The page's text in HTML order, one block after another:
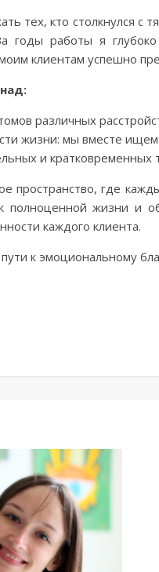
тех, кто столкнулся с
годы работы я
клиентам успешно
различных
жизни: мы вместе ищем
и кратковременных
пространство, где
полноценной жизни и
каждого клиента.
к эмоциональному